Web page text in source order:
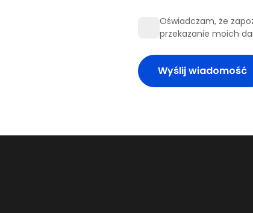
Oświadczam, że
przekazanie moich
Wyślij wiadomość